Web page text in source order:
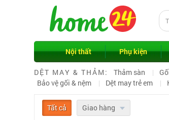
Nội thất Phụ kiện
DỆT MAY & THẢM: Thảm sàn
Bảo vệ gối & nệm
Dệt may trẻ em
Tất cả Giao hàng